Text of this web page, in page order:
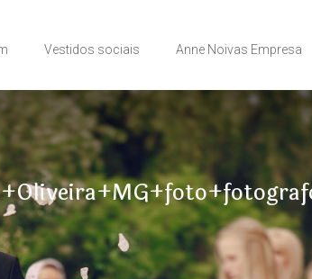
Vestidos sociais Anne Noivas Empresa